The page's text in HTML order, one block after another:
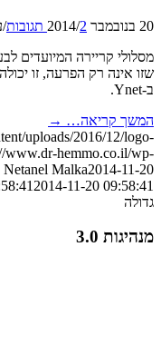
20 בנובמבר 2014 /2 תגובות /
מסלולי קריירה המיועדים
שזו אינה רק הפרעה, זו
ב-Ynet.
המשך קריאה… →
uploads/2016/12/logo-
www.dr-hemmo.co.il/wp-
Netanel Malka2014-11-20
2014-11-20 09:58:41
גדולה
מנהיגות 3.0